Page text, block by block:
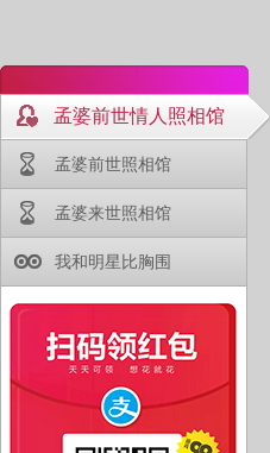
孟婆前世情人照相馆
孟婆前世照相馆
孟婆来世照相馆
我和明星比胸围